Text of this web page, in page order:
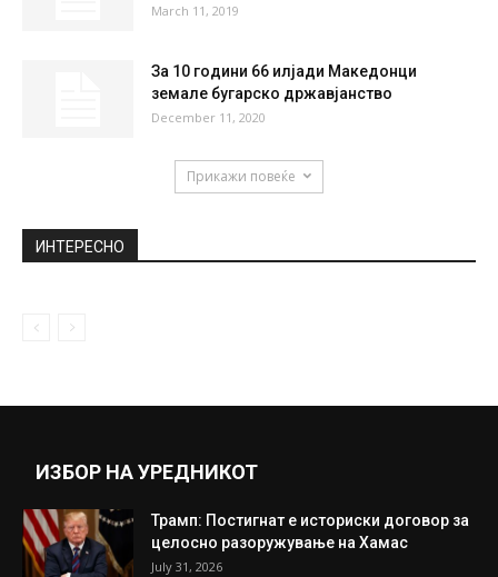
March 11, 2019
За 10 години 66 илјади Македонци
земале бугарско државјанство
December 11, 2020
Прикажи повеќе
ИНТЕРЕСНО
ИЗБОР НА УРЕДНИКОТ
Трамп: Постигнат е историски договор за
целосно разоружување на Хамас
July 31, 2026